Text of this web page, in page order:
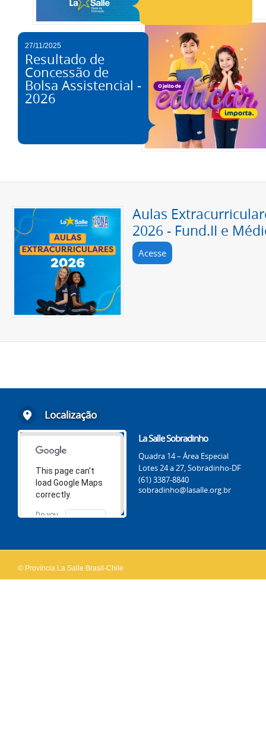
27/11/2025
Resultado de
Concessão de
Bolsa Assistencial -
2026
Aulas
2026 - Fund.II e
Acesse
Localização
This page can't
load Google Maps
correctly.
Do you
OK
La Salle Sobradinho
Quadra 14 – Área Especial
Lotes 24 a 27, Sobradinho-DF
(61) 3387-8840
sobradinho@lasalle.org.br
© Província La Salle Brasil-Chile